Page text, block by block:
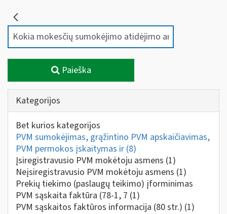
Paieška
Kategorijos
Bet kurios kategorijos
PVM sumokėjimas, grąžintino PVM apskaičiavimas,
PVM permokos įskaitymas ir (8)
Įsiregistravusio PVM mokėtoju asmens (1)
Neįsiregistravusio PVM mokėtoju asmens (1)
Prekių tiekimo (paslaugų teikimo) įforminimas
PVM sąskaita faktūra (78-1, 7 (1)
PVM sąskaitos faktūros informacija (80 str.) (1)